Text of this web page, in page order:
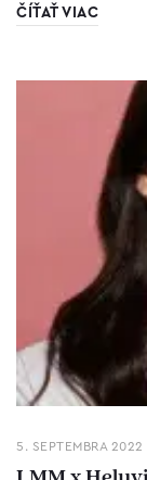
ČÍŤAŤ VIAC
5. SEPTEMBRA 2022